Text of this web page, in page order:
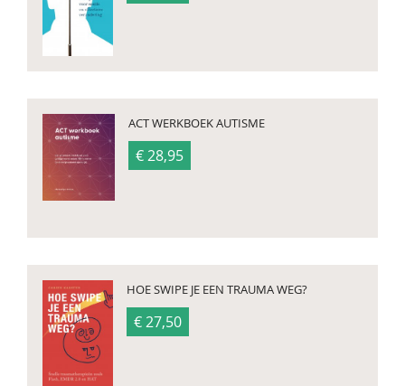
ACT WERKBOEK AUTISME
€ 28,95
HOE SWIPE JE EEN TRAUMA WEG?
€ 27,50